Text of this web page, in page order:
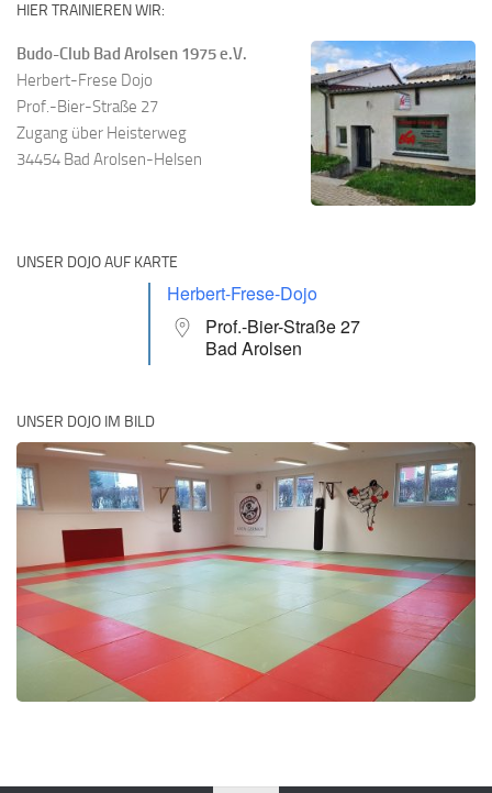
HIER TRAINIEREN WIR:
Budo-Club Bad Arolsen 1975 e.V.
Herbert-Frese Dojo
Prof.-Bier-Straße 27
Zugang über Heisterweg
34454 Bad Arolsen-Helsen
UNSER DOJO AUF KARTE
Herbert-Frese-Dojo
Prof.-Bier-Straße 27
Bad Arolsen
UNSER DOJO IM BILD